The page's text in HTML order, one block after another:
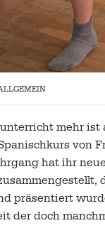
mehr
von
hat ihr
präsentiert
der doch